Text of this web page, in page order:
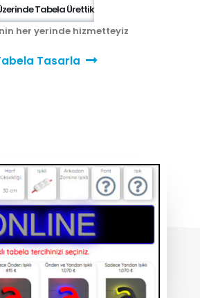
Tabela Ürettik
her yerinde hizmetteyiz
Tasarla